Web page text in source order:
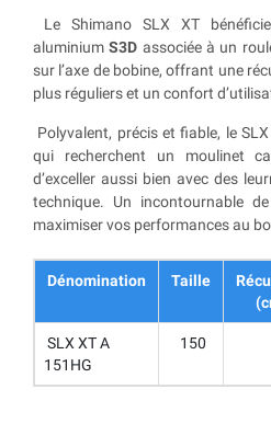
Le Shimano SLX XT
aluminiumS3D associée à un
sur l’axe de bobine, offrant une
plus réguliers et un confort
Polyvalent, précis et fiable, le
qui recherchent un moulinet
d’exceller aussi bien avec des
technique. Un incontournable
maximiser vos performances au
Dénomination Taille
SLX XT A
151HG
150